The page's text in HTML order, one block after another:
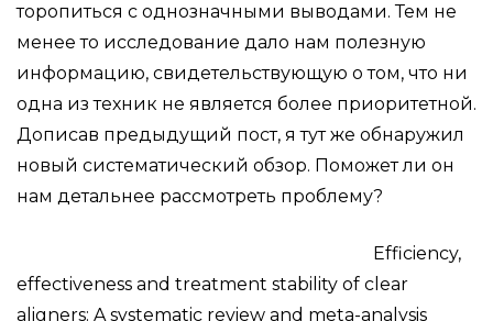
торопиться с однозначными выводами. Тем не
менее то исследование дало нам полезную
информацию, свидетельствующую о том, что ни
одна из техник не является более приоритетной.
Дописав предыдущий пост, я тут же обнаружил
новый систематический обзор. Поможет ли он
нам детальнее рассмотреть проблему?
Efficiency,
effectiveness and treatment stability of clear
aligners: A systematic review and meta-analysis